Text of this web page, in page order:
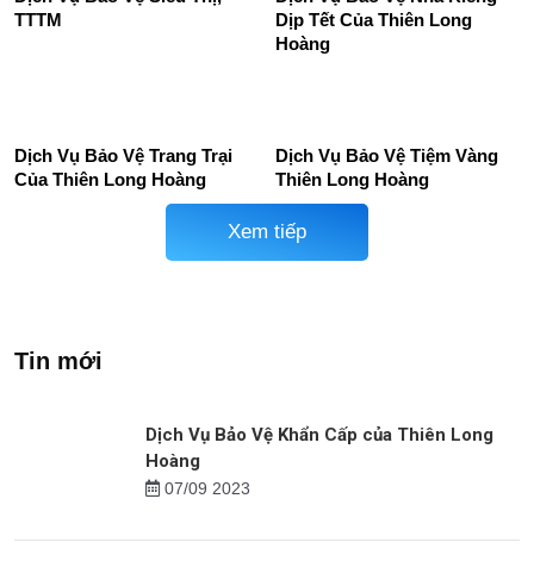
Dịch vụ bảo vệ uy tín tại Bắc
Mục Tiêu Bảo Vệ Cửa Hàng
Thức Ăn Nhanh
Dịch Vụ Bảo Vệ Siêu Thị,
TTTM
Dịch Vụ Bảo Vệ Nhà Riêng
Dịp Tết Của Thiên Long
Của Thiên Long Hoàng
Tin mới